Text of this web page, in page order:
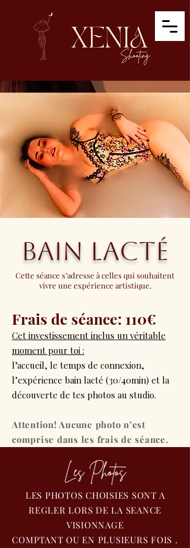
BAIN LACTÉ
Cette séance s’adresse à celles qui souhaitent
vivre une expérience artistique.
Frais de séance: 110€
Cet investissement inclus un véritable
moment pour toi :
l’accueil, le temps de connexion,
l’expérience bain lacté (30/40min) et la
découverte de tes photos au studio.
Attention! Aucune photo n’est
comprise dans les frais de séance.
Les Photos
LES PHOTOS CHOISIES SONT A
REGLER LORS DE LA SEANCE
VISIONNAGE
COMPTANT OU EN PLUSIEURS FOIS .